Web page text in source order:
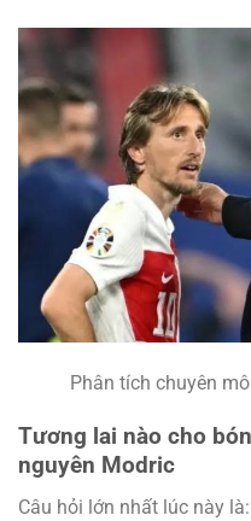
Phân tích chuyên
Tương lai nào cho
nguyên Modric
Câu hỏi lớn nhất lúc này